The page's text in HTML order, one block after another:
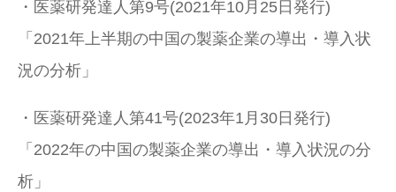
・医薬研発達人第9号(2021年10月25日発行)
「2021年上半期の中国の製薬企業の導出・導入状
況の分析」
・医薬研発達人第41号(2023年1月30日発行)
「2022年の中国の製薬企業の導出・導入状況の分
析」